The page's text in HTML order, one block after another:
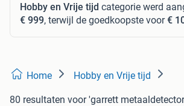
Hobby en Vrije tijd categorie werd
€ 999, terwijl de goedkoopste voor€
Home Hobby en Vrije tijd
80 resultaten voor 'garrett